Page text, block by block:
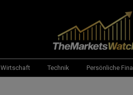
Wirtschaft Technik Persönliche